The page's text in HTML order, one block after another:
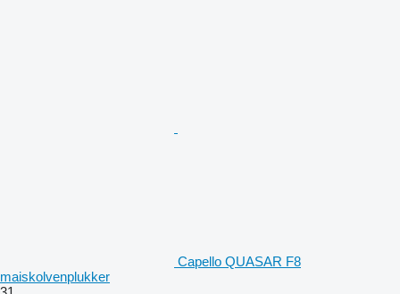
Capello QUASAR F8
maiskolvenplukker